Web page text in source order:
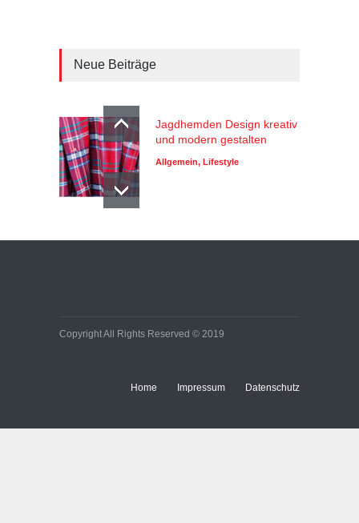
Neue Beiträge
Jagdhemden Design kreativ
und modern gestalten
Allgemein, Lifestyle
Copyright All Rights Reserved © 2019
Home Impressum Datenschutz